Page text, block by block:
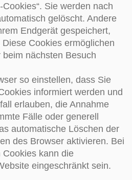
Sie werden nach
gelöscht. Andere
Endgerät gespeichert,
Cookies ermöglichen
nächsten Besuch
so einstellen, dass Sie
informiert werden und
erlauben, die Annahme
Fälle oder generell
automatische Löschen der
des Browser aktivieren. Bei
kann die
eingeschränkt sein.